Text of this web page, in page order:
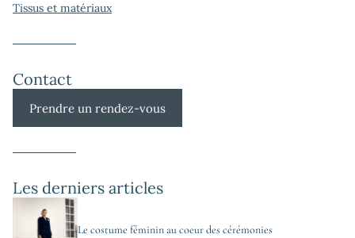
Tissus et matériaux
Contact
Prendre un rendez-vous
Les derniers articles
Le costume féminin au coeur des cérémonies